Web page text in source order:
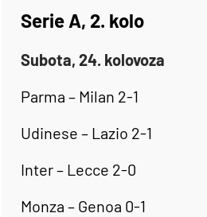
Serie A, 2. kolo
Subota, 24. kolovoza
Parma – Milan 2-1
Udinese – Lazio 2-1
Inter – Lecce 2-0
Monza – Genoa 0-1